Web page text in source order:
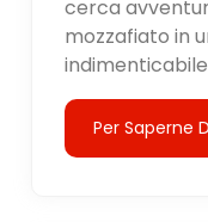
cerca
mozzafiato in
Per Saperne